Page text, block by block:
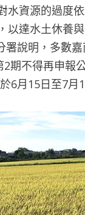
水資源的過度
以達水土休養
署說明，多數
2期不得再申報
6月15日至7月